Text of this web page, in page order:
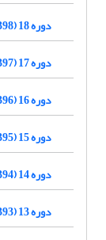
دوره 18 (1398)
دوره 17 (1397)
دوره 16 (1396)
دوره 15 (1395)
دوره 14 (1394)
دوره 13 (1393)